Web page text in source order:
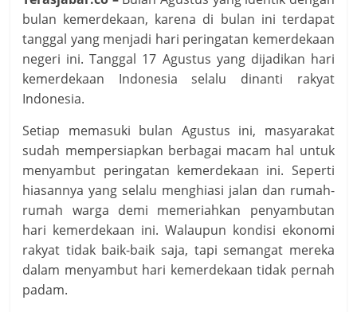
bulan kemerdekaan, karena di bulan ini terdapat
tanggal yang menjadi hari peringatan kemerdekaan
negeri ini. Tanggal 17 Agustus yang dijadikan hari
kemerdekaan Indonesia selalu dinanti rakyat
Indonesia.
Setiap memasuki bulan Agustus ini, masyarakat
sudah mempersiapkan berbagai macam hal untuk
menyambut peringatan kemerdekaan ini. Seperti
hiasannya yang selalu menghiasi jalan dan rumah-
rumah warga demi memeriahkan penyambutan
hari kemerdekaan ini. Walaupun kondisi ekonomi
rakyat tidak baik-baik saja, tapi semangat mereka
dalam menyambut hari kemerdekaan tidak pernah
padam.